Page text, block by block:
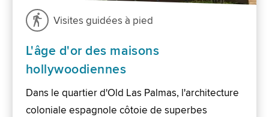
Visites guidées à pied
L'âge d'or des maisons
hollywoodiennes
Dans le quartier d'Old Las Palmas, l'architecture
coloniale espagnole côtoie de superbes